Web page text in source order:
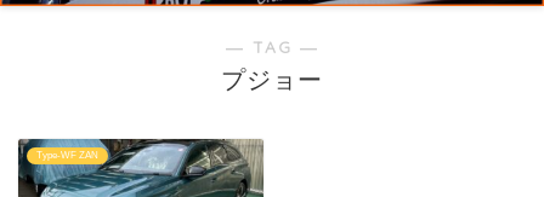
― TAG ―
プジョー
Type-WF ZAN